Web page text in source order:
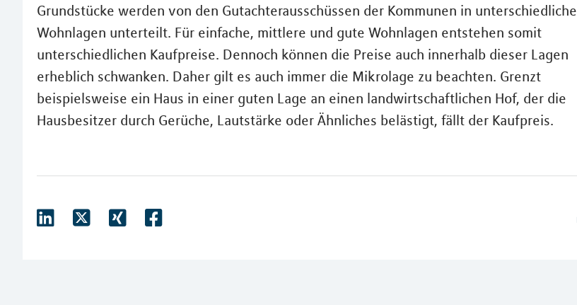
Grundstücke werden von den Gutachterausschüssen der Kommunen in unterschiedliche
Wohnlagen unterteilt. Für einfache, mittlere und gute Wohnlagen entstehen somit
unterschiedlichen Kaufpreise. Dennoch können die Preise auch innerhalb dieser Lagen
erheblich schwanken. Daher gilt es auch immer die Mikrolage zu beachten. Grenzt
beispielsweise ein Haus in einer guten Lage an einen landwirtschaftlichen Hof, der die
Hausbesitzer durch Gerüche, Lautstärke oder Ähnliches belästigt, fällt der Kaufpreis.